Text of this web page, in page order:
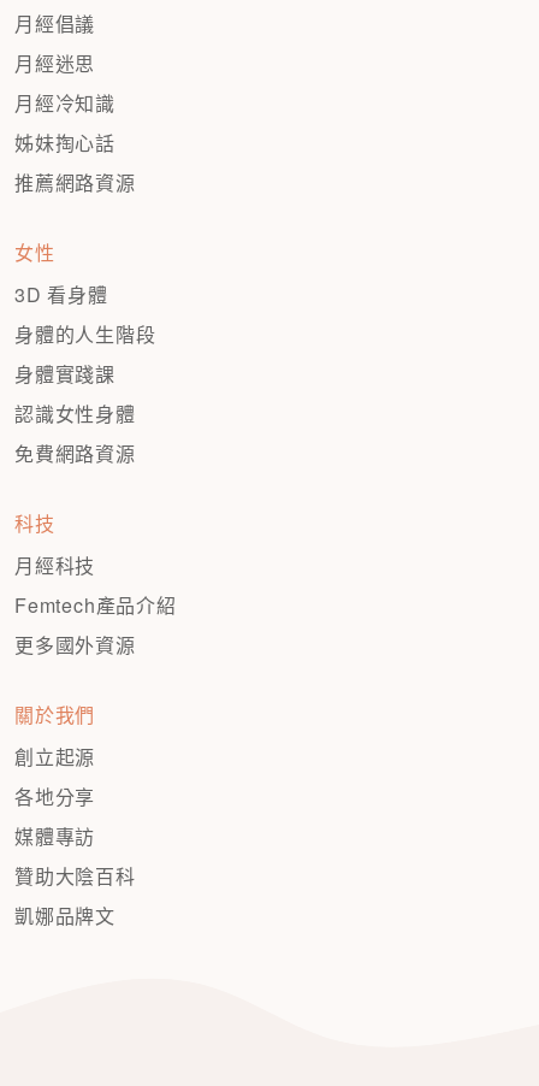
月經倡議
月經迷思
月經冷知識
姊妹掏心話
推薦網路資源
女性
3D 看身體
身體的人生階段
身體實踐課
認識女性身體
免費網路資源
科技
月經科技
Femtech產品介紹
更多國外資源
關於我們
創立起源
各地分享
媒體專訪
贊助大陰百科
凱娜品牌文